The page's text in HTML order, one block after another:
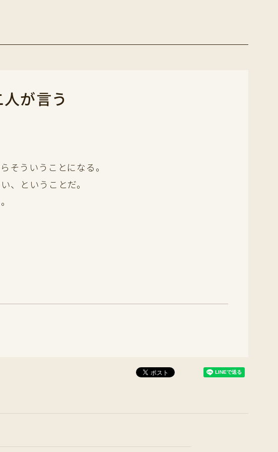
が言う
そういうことになる。
、ということだ。